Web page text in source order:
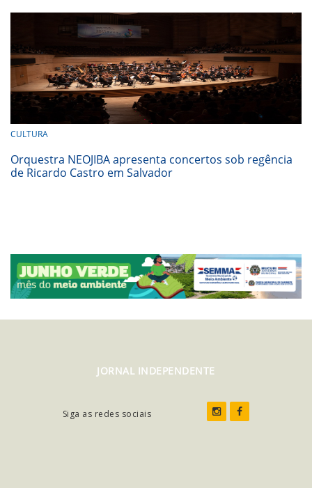
CULTURA
Orquestra NEOJIBA apresenta concertos sob regência
de Ricardo Castro em Salvador
JORNAL INDEPENDENTE
Siga as redes sociais